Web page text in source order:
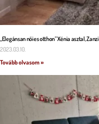
„Elegánsan nőies otthon” Xénia asztal,
2023.03.10.
Tovább olvasom »